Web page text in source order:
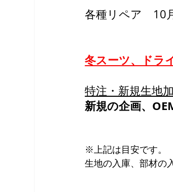
各種リペア　10
冬スーツ、ドラ
特注・新規生地
新規の企画、
※上記は目安です。
生地の入庫、部材の